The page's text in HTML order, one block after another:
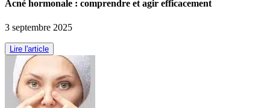
Acné hormonale : comprendre et agir efficacement
3 septembre 2025
Lire l'article